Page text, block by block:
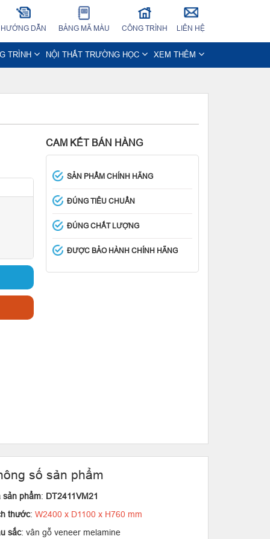
HƯỚNG DẪN BẢNG MÃ MÀU CÔNG TRÌNH LIÊN HỆ
TRÌNH NỘI THẤT TRƯỜNG HỌC XEM THÊM
CAM KẾT BÁN HÀNG
SẢN PHẨM CHÍNH HÃNG
ĐÚNG TIÊU CHUẨN
ĐÚNG CHẤT LƯỢNG
ĐƯỢC BẢO HÀNH CHÍNH HÃNG
số sản phẩm
sản phẩm: DT2411VM21
thước: W2400 x D1100 x H760 mm
sắc: vân gỗ veneer melamine